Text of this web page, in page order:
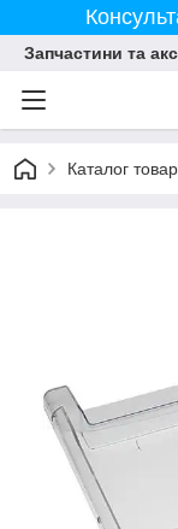
Запчастини та
Каталог